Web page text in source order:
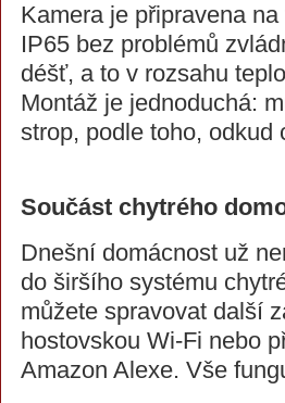
Kamera je připravena
IP65 bez problémů
déšť, a to v rozsahu
Montáž je jednoduchá:
strop, podle toho,
Součást chytrého
Dnešní domácnost už
do širšího systému
můžete spravovat další
hostovskou Wi-Fi nebo
Amazon Alexe. Vše